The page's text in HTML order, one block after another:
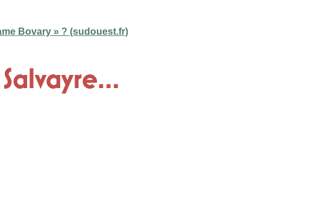
Bovary » ? (sudouest.fr)